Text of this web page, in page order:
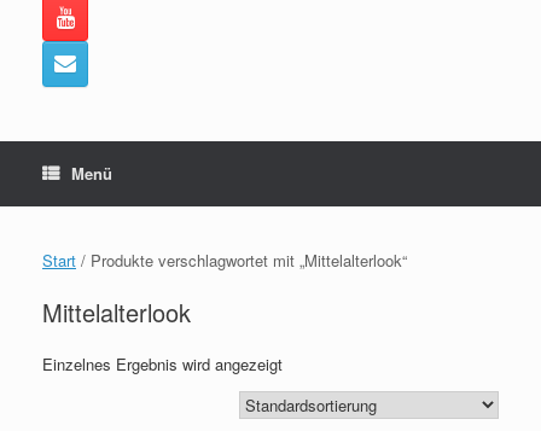
Menü
Start / Produkte verschlagwortet mit „Mittelalterlook“
Mittelalterlook
Einzelnes Ergebnis wird angezeigt